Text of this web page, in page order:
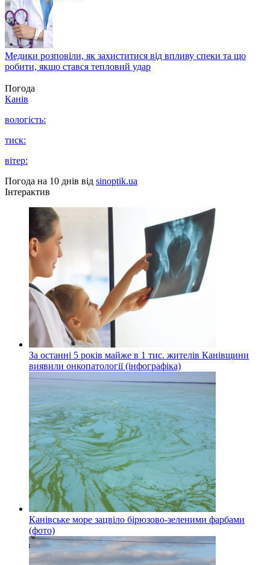
Медики розповіли, як захиститися від впливу спеки та що
робити, якщо стався тепловий удар
Погода
Канів
вологість:
тиск:
вітер:
Погода на 10 днів від sinoptik.ua
Інтерактив
За останні 5 років майже в 1 тис. жителів Канівщини
виявили онкопатології (інфографіка)
Канівське море зацвіло бірюзово-зеленими фарбами
(фото)